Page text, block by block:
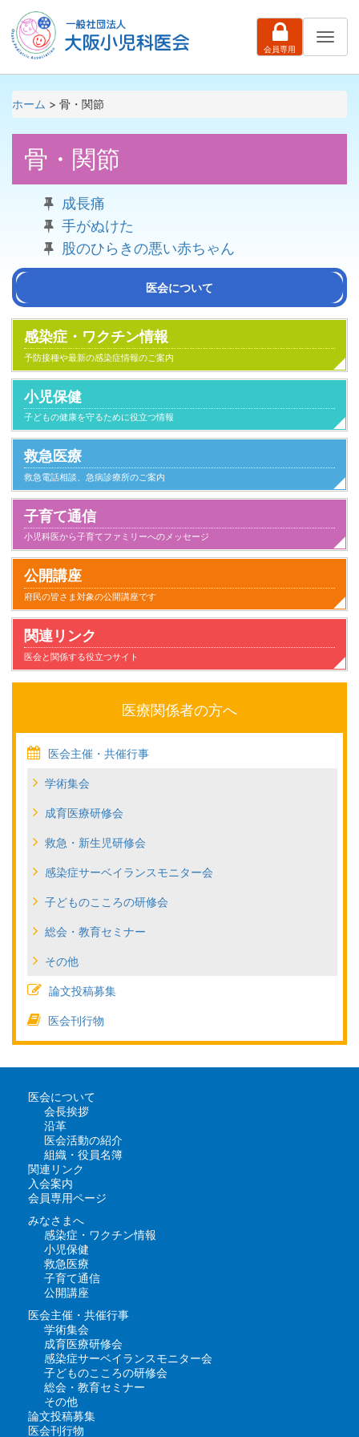
ナ
シ
会員専用
ホーム > 骨・関節
骨・関節
成長痛
手がぬけた
股のひらきの悪い赤ちゃん
医会について
会長挨拶
沿革
医会活動の紹介
組織・役員名簿
定款
感染症・ワクチン情報
予防接種や最新の感染症情報のご案内
小児保健
子どもの健康を守るために役立つ情報
救急医療
救急電話相談、急病診療所のご案内
子育て通信
小児科医から子育てファミリーへのメッセージ
小児科とのつきあい方
子供が病気になったとき家庭でのケアと心得
家族とのかかわり
日常生活
気になること
健康にすごすために
事故と安全
病気のこと
公開講座
府民の皆さま対象の公開講座です
関連リンク
医会と関係する役立つサイト
医療関係者の方へ
医会主催・共催行事
学術集会
成育医療研修会
救急・新生児研修会
感染症サーベイランスモニター会
子どものこころの研修会
総会・教育セミナー
その他
論文投稿募集
医会刊行物
医会について
会長挨拶
沿革
医会活動の紹介
組織・役員名簿
関連リンク
入会案内
会員専用ページ
みなさまへ
感染症・ワクチン情報
小児保健
救急医療
子育て通信
公開講座
医会主催・共催行事
学術集会
成育医療研修会
感染症サーベイランスモニター会
子どものこころの研修会
総会・教育セミナー
その他
論文投稿募集
医会刊行物